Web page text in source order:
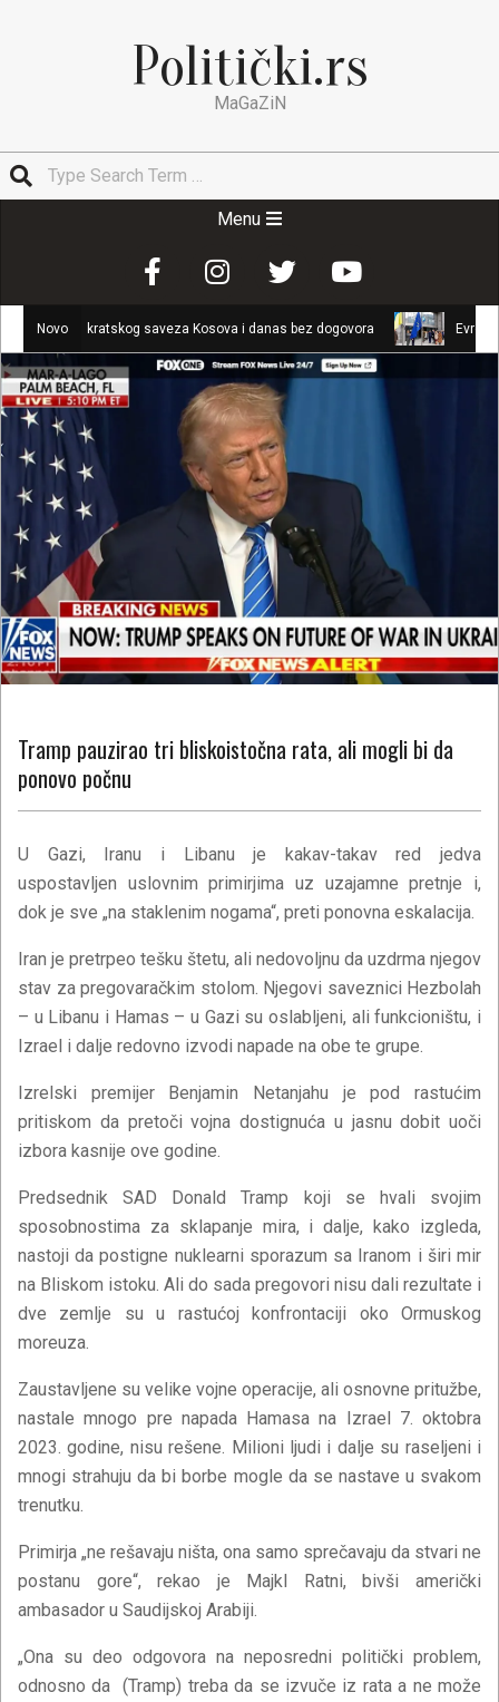
Politički.rs
MaGaZiN
Menu
Novosaveza Kosova i danas bez dogovora Evropska komisija:
Tramp pauzirao tri bliskoistočna rata, ali mogli bi da
ponovo počnu
U Gazi, Iranu i Libanu je kakav-takav red jedva
uspostavljen uslovnim primirjima uz uzajamne pretnje i,
dok je sve „na staklenim nogama“, preti ponovna eskalacija.
Iran je pretrpeo tešku štetu, ali nedovoljnu da uzdrma njegov
stav za pregovaračkim stolom. Njegovi saveznici Hezbolah
– u Libanu i Hamas – u Gazi su oslabljeni, ali funkcioništu, i
Izrael i dalje redovno izvodi napade na obe te grupe.
Izrelski premijer Benjamin Netanjahu je pod rastućim
pritiskom da pretoči vojna dostignuća u jasnu dobit uoči
izbora kasnije ove godine.
Predsednik SAD Donald Tramp koji se hvali svojim
sposobnostima za sklapanje mira, i dalje, kako izgleda,
nastoji da postigne nuklearni sporazum sa Iranom i širi mir
na Bliskom istoku. Ali do sada pregovori nisu dali rezultate i
dve zemlje su u rastućoj konfrontaciji oko Ormuskog
moreuza.
Zaustavljene su velike vojne operacije, ali osnovne pritužbe,
nastale mnogo pre napada Hamasa na Izrael 7. oktobra
2023. godine, nisu rešene. Milioni ljudi i dalje su raseljeni i
mnogi strahuju da bi borbe mogle da se nastave u svakom
trenutku.
Primirja „ne rešavaju ništa, ona samo sprečavaju da stvari ne
postanu gore“, rekao je Majkl Ratni, bivši američki
ambasador u Saudijskoj Arabiji.
„Ona su deo odgovora na neposredni politički problem,
odnosno da (Tramp) treba da se izvuče iz rata a ne može